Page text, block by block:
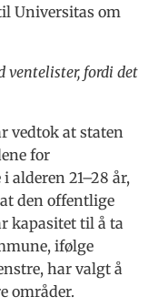
Universitas om
ventelister, fordi det
vedtok at staten
for
21–28 år,
den offentlige
kapasitet til å ta
ifølge
har valgt å
områder.